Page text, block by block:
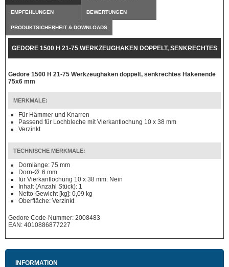
EMPFEHLUNGEN BEWERTUNGEN
PRODUKTSICHERHEIT & DOWNLOADS
GEDORE 1500 H 21-75 WERKZEUGHAKEN DOPPELT, SENKRECHTES
Gedore 1500 H 21-75 Werkzeughaken doppelt, senkrechtes Hakenende
75x6 mm
MERKMALE:
Für Hämmer und Knarren
Passend für Lochbleche mit Vierkantlochung 10 x 38 mm
Verzinkt
TECHNISCHE MERKMALE:
Dornlänge: 75 mm
Dorn-Ø: 6 mm
für Vierkantlochung 10 x 38 mm: Nein
Inhalt (Anzahl Stück): 1
Netto-Gewicht [kg]: 0,09 kg
Oberfläche: Verzinkt
Gedore Code-Nummer: 2008483
EAN: 4010886877227
INFORMATION